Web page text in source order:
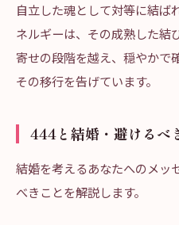
自立した魂として対等に結ば
ネルギーは、その成熟した結
寄せの段階を越え、穏やかで
その移行を告げています。
444と結婚・避けるべ
結婚を考えるあなたへのメッ
べきことを解説します。